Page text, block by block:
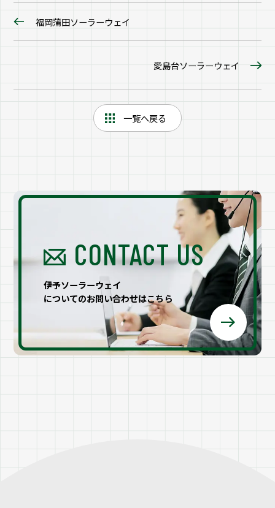
福岡蒲田ソーラーウェイ
愛島台ソーラーウェイ
一覧へ戻る
CONTACT US
伊予ソーラーウェイ
についてのお問い合わせはこちら